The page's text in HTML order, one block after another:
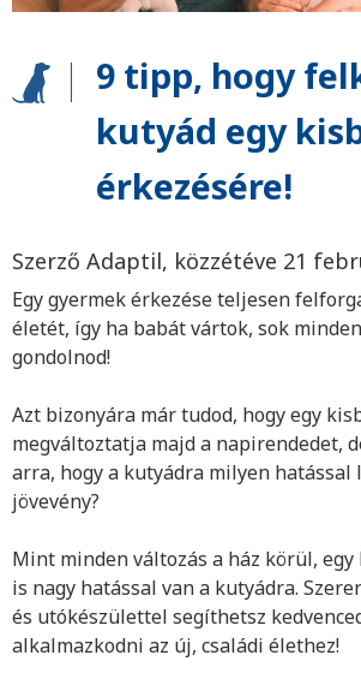
9 tipp, hogy
kutyád egy
érkezésére!
Szerző Adaptil, közzétéve 21
Egy gyermek érkezése teljesen
életét, így ha babát vártok, sok
gondolnod!
Azt bizonyára már tudod, hogy egy
megváltoztatja majd a napirendedet,
arra, hogy a kutyádra milyen hatással
jövevény?
Mint minden változás a ház körül,
is nagy hatással van a kutyádra.
és utókészülettel segíthetsz
alkalmazkodni az új, családi élethez!